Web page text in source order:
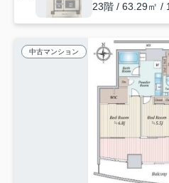
23階 / 63.29㎡ /
中古マンション